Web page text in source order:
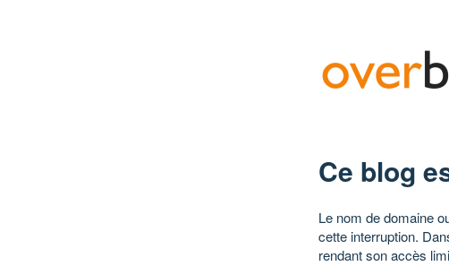
Ce blog
Le nom de domaine
cette interruption.
rendant son accès